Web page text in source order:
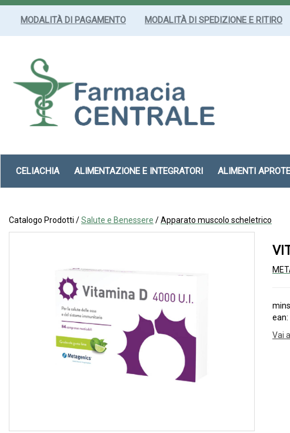
Passa
MODALITÀ DI PAGAMENTO MODALITÀ DI SPEDIZIONE E RITIRO
CELIACHIA ALIMENTAZIONE E INTEGRATORI ALIMENTI
Catalogo Prodotti /Salute e Benessere /Apparato muscolo scheletrico
Vai